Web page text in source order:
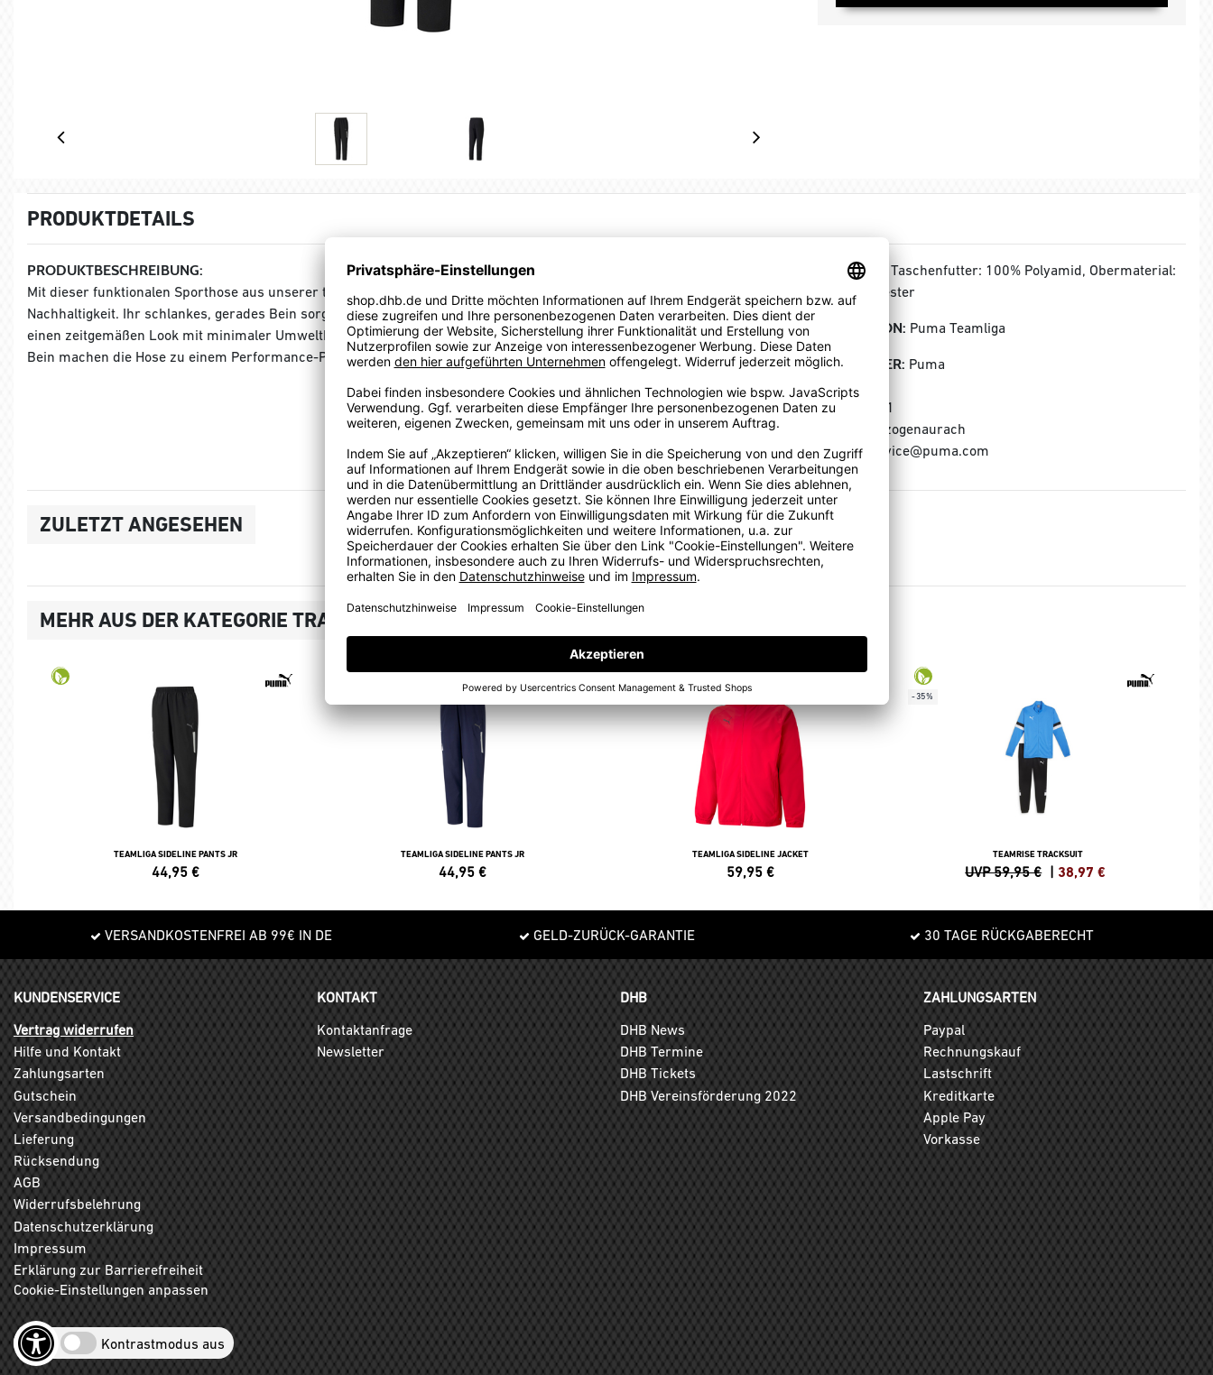
PRODUKTDETAILS
PRODUKTBESCHREIBUNG:
Mit dieser funktionalen Sporthose aus unserer teamLIGA Kollektion bekommst du den perfekten Mix aus Style, Sport und
Nachhaltigkeit. Ihr schlankes, gerades Bein sorgt in der Kombi mit recyceltem Polyester und legendären PUMA Logos für
einen zeitgemäßen Look mit minimaler Umweltbelastung. dryCELL Feuchtigkeitsmanagement und Reißverschlüsse am
Bein machen die Hose zu einem Performance-Piece, in dem du auch abseits des Spielfelds punktest.
MATERIAL:
Taschenfutter: 100% Polyamid, Obermaterial:
100% Polyester
KOLLEKTION: Puma Teamliga
HERSTELLER: Puma
Puma SE
Puma Way 1
91074 Herzogenaurach
E-Mail: service@puma.com
ZULETZT ANGESEHEN
MEHR AUS DER KATEGORIE TRAININGSANZÜGE
TEAMLIGA SIDELINE PANTS JR
44,95 €
TEAMLIGA SIDELINE PANTS JR
44,95 €
TEAMLIGA SIDELINE JACKET
59,95 €
-35%
TEAMRISE TRACKSUIT
UVP 59,95 € | 38,97 €
VERSANDKOSTENFREI AB 99€ IN DE GELD-ZURÜCK-GARANTIE 30 TAGE RÜCKGABERECHT
KUNDENSERVICE
Vertrag widerrufen
Hilfe und Kontakt
Zahlungsarten
Gutschein
Versandbedingungen
Lieferung
Rücksendung
AGB
Widerrufsbelehrung
Datenschutzerklärung
Impressum
Erklärung zur Barrierefreiheit
Cookie-Einstellungen anpassen
Kontrastmodus aus
KONTAKT
Kontaktanfrage
Newsletter
DHB
DHB News
DHB Termine
DHB Tickets
DHB Vereinsförderung 2022
ZAHLUNGSARTEN
Paypal
Rechnungskauf
Lastschrift
Kreditkarte
Apple Pay
Vorkasse